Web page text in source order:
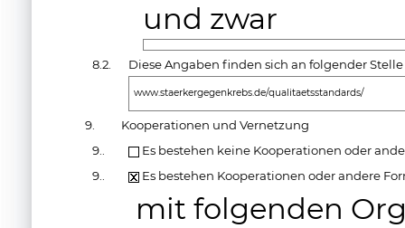
und zwar
8.2. Diese Angaben finden sich an folgender
www.staerkergegenkrebs.de/qualitaetsstandards/
9.
Kooperationen und Vernetzung
9..
Es bestehen keine Kooperationen oder
9..
Es bestehen Kooperationen oder andere
mit folgenden